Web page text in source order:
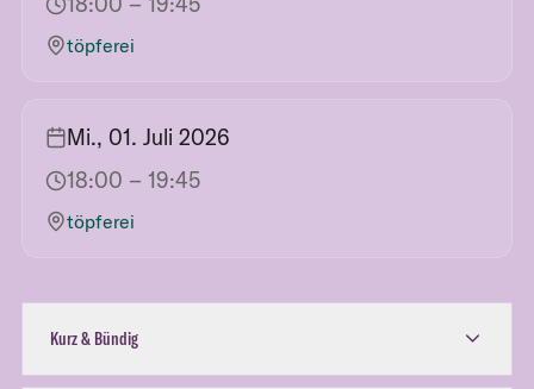
töpferei
Mi., 01. Juli 2026
18:00 – 19:45
töpferei
Kurz & Bündig